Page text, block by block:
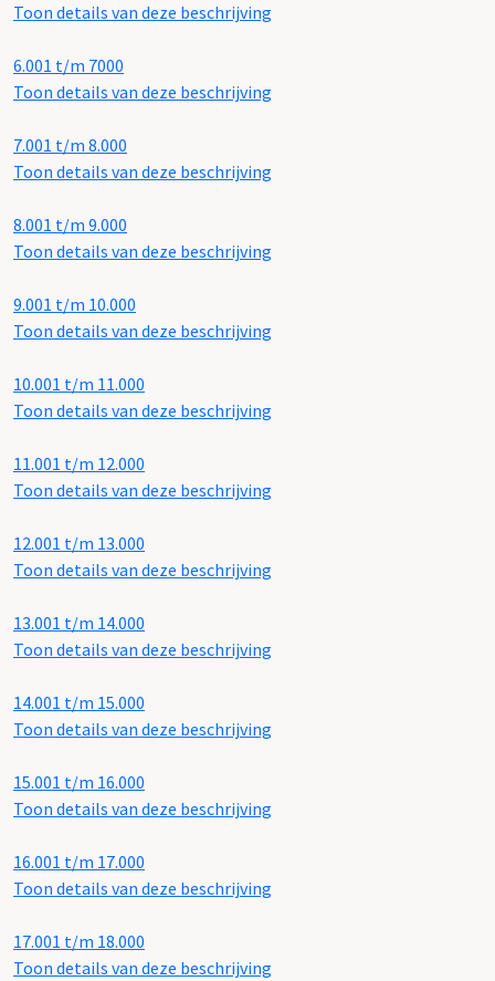
Toon details van deze beschrijving
6.001 t/m 7000
Toon details van deze beschrijving
7.001 t/m 8.000
Toon details van deze beschrijving
8.001 t/m 9.000
Toon details van deze beschrijving
9.001 t/m 10.000
Toon details van deze beschrijving
10.001 t/m 11.000
Toon details van deze beschrijving
11.001 t/m 12.000
Toon details van deze beschrijving
12.001 t/m 13.000
Toon details van deze beschrijving
13.001 t/m 14.000
Toon details van deze beschrijving
14.001 t/m 15.000
Toon details van deze beschrijving
15.001 t/m 16.000
Toon details van deze beschrijving
16.001 t/m 17.000
Toon details van deze beschrijving
17.001 t/m 18.000
Toon details van deze beschrijving